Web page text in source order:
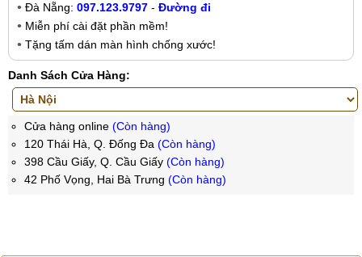
Đà Nẵng: 097.123.9797 - Đường đi
Miễn phí cài đặt phần mềm!
Tặng tấm dán màn hình chống xước!
Danh Sách Cửa Hàng:
Cửa hàng online (Còn hàng)
120 Thái Hà, Q. Đống Đa (Còn hàng)
398 Cầu Giấy, Q. Cầu Giấy (Còn hàng)
42 Phố Vọng, Hai Bà Trưng (Còn hàng)